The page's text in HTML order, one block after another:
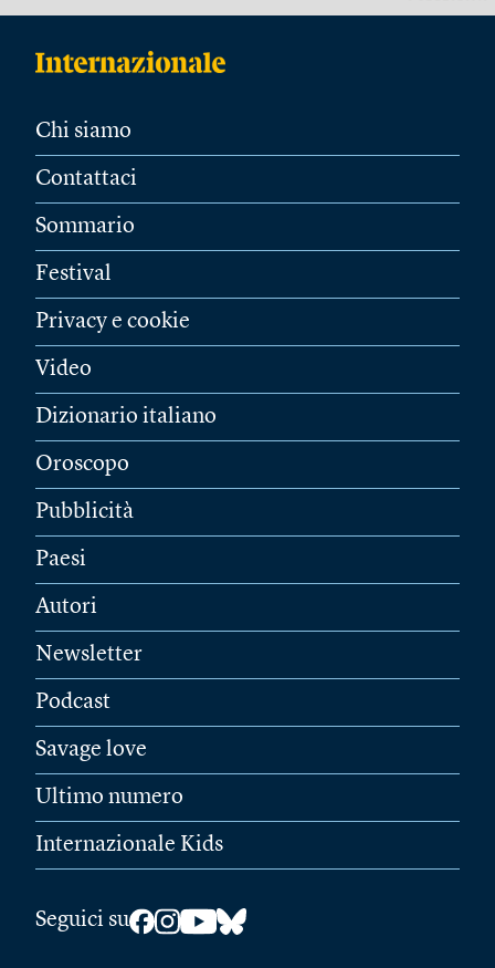
Chi siamo
Contattaci
Sommario
Festival
Privacy e cookie
Video
Dizionario italiano
Oroscopo
Pubblicità
Paesi
Autori
Newsletter
Podcast
Savage love
Ultimo numero
Internazionale Kids
Seguici su